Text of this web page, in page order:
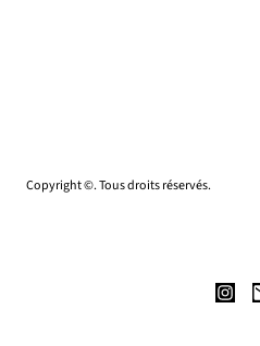
Copyright ©. Tous droits réservés.